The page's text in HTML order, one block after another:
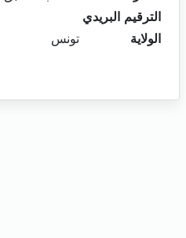
الترقيم البريدي
الولاية
تونس